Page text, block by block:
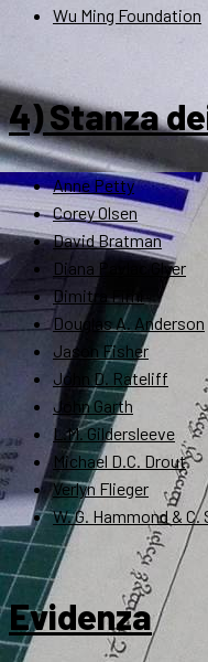
Wu Ming Foundation
4) Stanza
Anne Petty
Corey Olsen
David Bratman
Diana Pavlac Glyer
Dimitra Fimi
Douglas A. Anderson
Jason Fisher
John D. Rateliff
John Garth
L.M. Gildersleeve
Michael D.C. Drout
Verlyn Flieger
W. G. Hammond & C.
Evidenza